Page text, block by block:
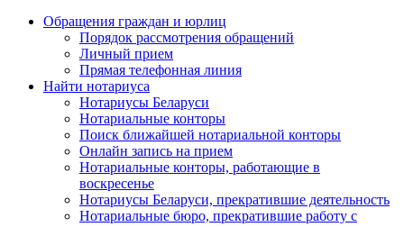
Обращения граждан и юрлиц
Порядок рассмотрения обращений
Личный прием
Прямая телефонная линия
Найти нотариуса
Нотариусы Беларуси
Нотариальные конторы
Поиск ближайшей нотариальной конторы
Онлайн запись на прием
Нотариальные конторы, работающие в
воскресенье
Нотариусы Беларуси, прекратившие деятельность
Нотариальные бюро, прекратившие работу с